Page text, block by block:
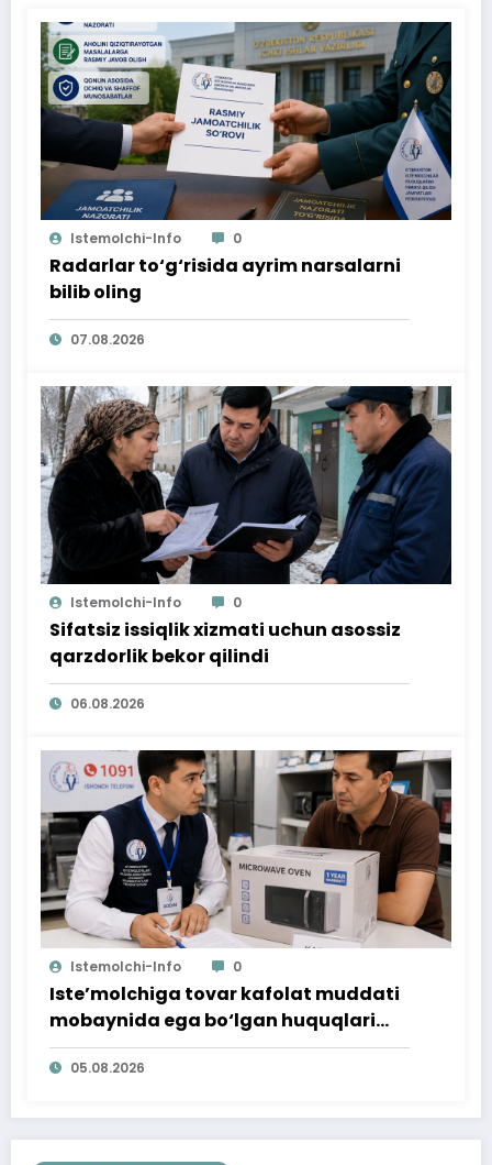
Istemolchi-Info 0
Radarlar to‘g‘risida ayrim narsalarni
bilib oling
07.08.2026
Istemolchi-Info 0
Sifatsiz issiqlik xizmati uchun asossiz
qarzdorlik bekor qilindi
06.08.2026
Istemolchi-Info 0
Iste’molchiga tovar kafolat muddati
mobaynida ega bo‘lgan huquqlari
ta’minlab berildi
05.08.2026